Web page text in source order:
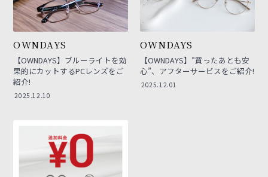
OWNDAYS
【OWNDAYS】ブルーライトを効
果的にカットするPCレンズをご
紹介!
2025.12.10
OWNDAYS
【OWNDAYS】”買ったあとも安
心”、アフターサービスをご紹介!
2025.12.01